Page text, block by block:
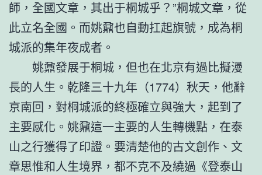
師，全國文章，其出于桐城乎？”桐城文章，從
此立名全國。而姚鼐也自動扛起旗號，成為桐
城派的集年夜成者。
姚鼐發展于桐城，但也在北京有過比擬漫
長的人生。乾隆三十九年（1774）秋天，他辭
京南回，對桐城派的終極確立與強大，起到了
主要感化。姚鼐這一主要的人生轉機點，在泰
山之行獲得了印證。要清楚他的古文創作、文
章思惟和人生境界，都不克不及繞過《登泰山